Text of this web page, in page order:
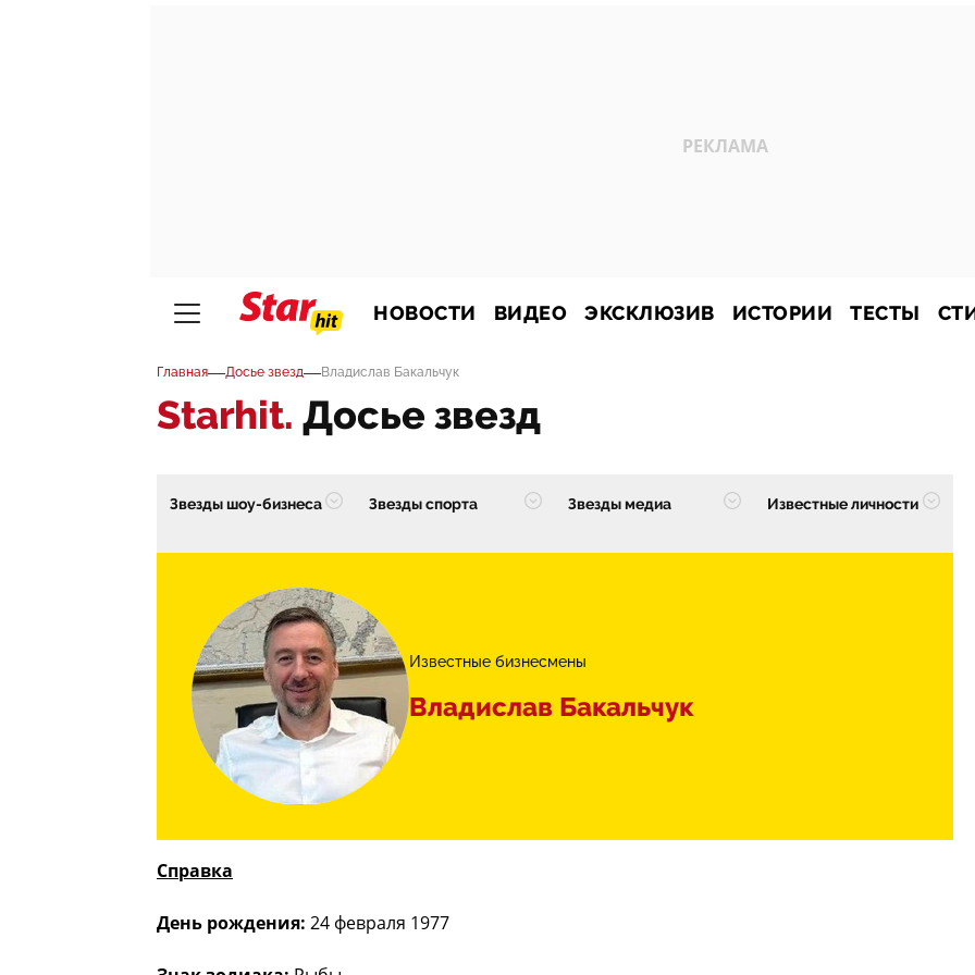
НОВОСТИ ВИДЕО ЭКСКЛЮЗИВ ИСТОРИИ ТЕСТЫ
Главная—Досье звезд—Владислав Бакальчук
Starhit. Досье звезд
Звезды шоу-бизнеса Звезды спорта Звезды медиа Известные личности
Известные бизнесмены
Владислав Бакальчук
Справка
День рождения: 24 февраля 1977